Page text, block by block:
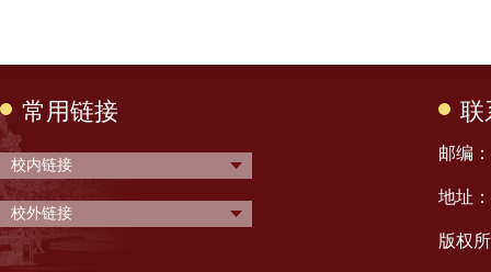
常用链接
校内链接
校外链接
联
邮编
地址
版权